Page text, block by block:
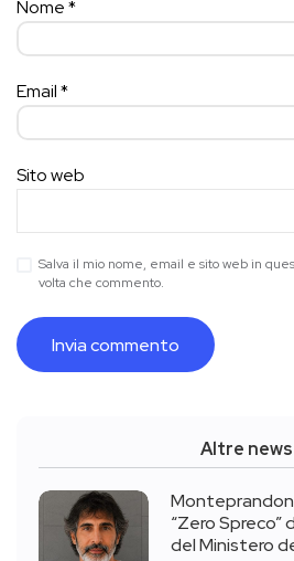
Nome*
Email*
Sito web
Salva il mio nome, email e sito web in
volta che commento.
Altre news
“Zero Spreco”
del Ministero